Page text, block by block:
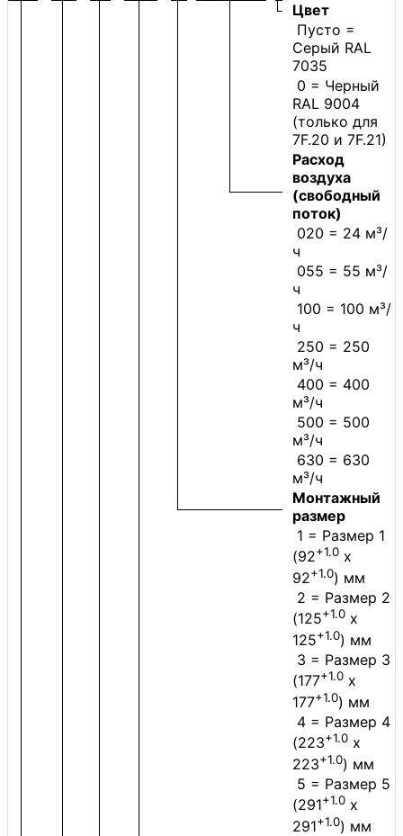
Цвет
Пусто =
Серый RAL
7035
0 = Черный
RAL 9004
(только для
7F.20 и 7F.21)
Расход
воздуха
(свободный
поток)
020 = 24 м³/
ч
055 = 55 м³/
ч
100 = 100 м³/
ч
250 = 250
м³/ч
400 = 400
м³/ч
500 = 500
м³/ч
630 = 630
м³/ч
Монтажный
размер
1 = Размер 1
(92+1.0 x
92+1.0) мм
2 = Размер 2
(125+1.0 x
125+1.0) мм
3 = Размер 3
(177+1.0 x
177+1.0) мм
4 = Размер 4
(223+1.0 x
223+1.0) мм
5 = Размер 5
(291+1.0 x
291+1.0) мм